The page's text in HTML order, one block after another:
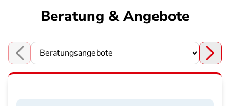
Beratung & Angebote
Choose a section